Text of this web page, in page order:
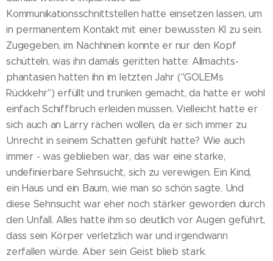
Kommunikationsschnittstellen hatte einsetzen lassen, um
in permanentem Kontakt mit einer bewussten KI zu sein.
Zugegeben, im Nachhinein konnte er nur den Kopf
schütteln, was ihn damals geritten hatte: Allmachts­
phantasien hatten ihn im letzten Jahr ("GOLEMs
Rückkehr") erfüllt und trunken gemacht, da hatte er wohl
einfach Schiffbruch erleiden müssen. Vielleicht hatte er
sich auch an Larry rächen wollen, da er sich immer zu
Unrecht in seinem Schatten gefühlt hatte? Wie auch
immer - was geblieben war, das war eine starke,
undefinierbare Sehnsucht, sich zu verewigen. Ein Kind,
ein Haus und ein Baum, wie man so schön sagte. Und
diese Sehnsucht war eher noch stärker geworden durch
den Unfall. Alles hatte ihm so deutlich vor Augen geführt,
dass sein Körper verletzlich war und irgendwann
zerfallen würde. Aber sein Geist blieb stark.